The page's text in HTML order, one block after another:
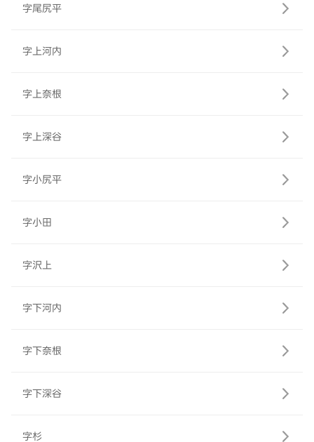
字尾尻平
字上河内
字上奈根
字上深谷
字小尻平
字小田
字沢上
字下河内
字下奈根
字下深谷
字杉